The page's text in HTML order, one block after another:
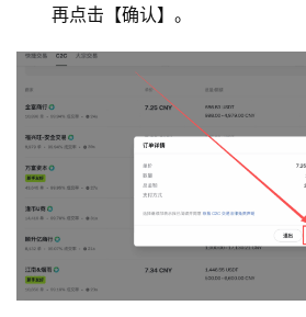
再点击【确认】。